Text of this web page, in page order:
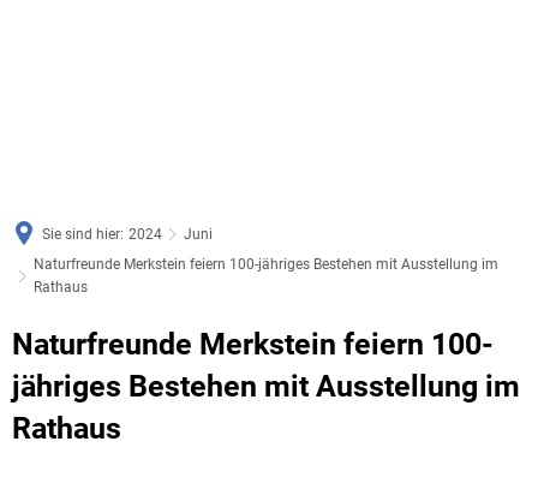
Sie sind hier: 2024
Juni
Naturfreunde Merkstein feiern 100-jähriges Bestehen mit Ausstellung im
Rathaus
Naturfreunde Merkstein feiern 100-
jähriges Bestehen mit Ausstellung im
Rathaus